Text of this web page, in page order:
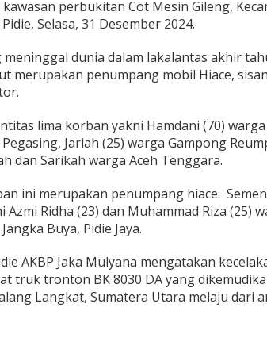
perbukitan Cot Mesin Gileng,
Selasa, 31 Desember 2024.
meninggal dunia dalam lakalantas akhir
merupakan penumpang mobil Hiace,
lima korban yakni Hamdani (70) warga
Jariah (25) warga Gampong
dan Sarikah warga Aceh Tenggara.
ini merupakan penumpang hiace.
Azmi Ridha (23) dan Muhammad Riza (25)
Buya, Pidie Jaya.
AKBP Jaka Mulyana mengatakan
truk tronton BK 8030 DA yang
Langkat, Sumatera Utara melaju dari